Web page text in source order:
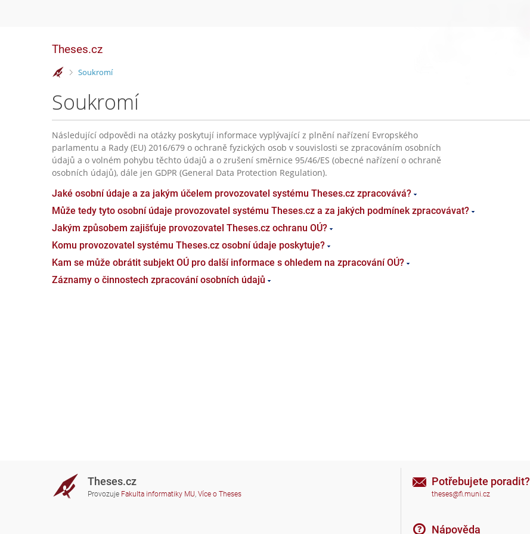
Theses.cz
>
Soukromí
Soukromí
Následující odpovědi na otázky poskytují informace vyplývající z plnění nařízení Evropského
parlamentu a Rady (EU) 2016/679 o ochraně fyzických osob v souvislosti se zpracováním osobních
údajů a o volném pohybu těchto údajů a o zrušení směrnice 95/46/ES (obecné nařízení o ochraně
osobních údajů), dále jen GDPR (General Data Protection Regulation).
Jaké osobní údaje a za jakým účelem provozovatel systému Theses.cz zpracovává?
Může tedy tyto osobní údaje provozovatel systému Theses.cz a za jakých podmínek zpracovávat?
Jakým způsobem zajišťuje provozovatel Theses.cz ochranu OÚ?
Komu provozovatel systému Theses.cz osobní údaje poskytuje?
Kam se může obrátit subjekt OÚ pro další informace s ohledem na zpracování OÚ?
Záznamy o činnostech zpracování osobních údajů
Theses.cz
Provozuje Fakulta informatiky MU, Více o Theses
Potřebujete poradit?
theses@fi.muni.cz
Nápověda